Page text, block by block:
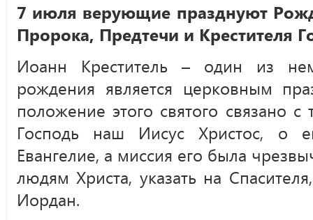
7 июля верующие празднуют
Пророка, Предтечи и Крестителя
Иоанн Креститель – один из
рождения является церковным
положение этого святого связано
Господь наш Иисус Христос, о
Евангелие, а миссия его была
людям Христа, указать на
Иордан.